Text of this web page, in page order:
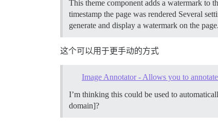
This theme component adds a watermark to
timestamp the page was rendered Several
generate and display a watermark on the
这个可以用于更手动的方式
Image Annotator - Allows you to
I’m thinking this could be used to
domain]?